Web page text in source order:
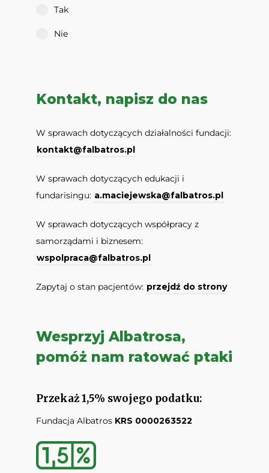
Tak
Nie
Kontakt, napisz do nas
W sprawach dotyczących działalności fundacji:
kontakt@falbatros.pl
W sprawach dotyczących edukacji i
fundarisingu: a.maciejewska@falbatros.pl
W sprawach dotyczących współpracy z
samorządami i biznesem:
wspolpraca@falbatros.pl
Zapytaj o stan pacjentów: przejdź do strony
Wesprzyj Albatrosa,
pomóż nam ratować ptaki
Przekaż 1,5% swojego podatku:
Fundacja Albatros KRS 0000263522